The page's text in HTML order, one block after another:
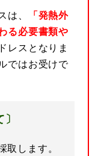
は、
「発熱外
る必要書類や
レスとなりま
ではお受けで
取します。